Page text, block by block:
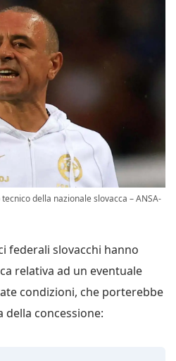
della nazionale slovacca – ANSA-
federali slovacchi hanno
relativa ad un eventuale
condizioni, che porterebbe
della concessione: